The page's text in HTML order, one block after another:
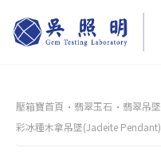
壓箱寶首頁 翡翠玉石 翡翠吊墜
彩冰種木拿吊墜(Jadeite Pendant)